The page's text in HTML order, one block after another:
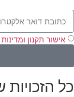
אישור תקנון